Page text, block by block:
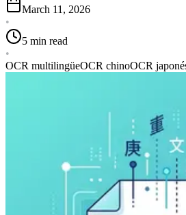
March 11, 2026
•
5 min read
•
OCR multilingüeOCR chinoOCR